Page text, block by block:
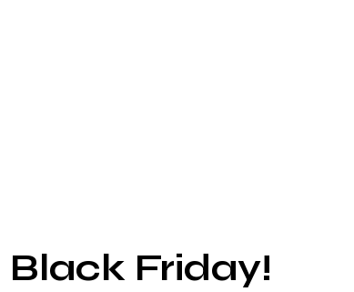
Friday!